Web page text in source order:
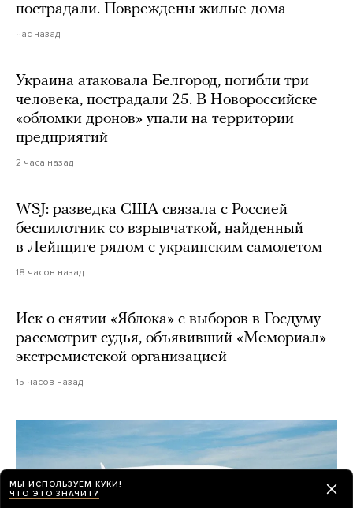
пострадали. Повреждены жилые дома
час назад
Украина атаковала Белгород, погибли три
человека, пострадали 25. В Новороссийске
«обломки дронов» упали на территории
предприятий
2 часа назад
WSJ: разведка США связала с Россией
беспилотник со взрывчаткой, найденный
в Лейпциге рядом с украинским самолетом
18 часов назад
Иск о снятии «Яблока» с выборов в Госдуму
рассмотрит судья, объявивший «Мемориал»
экстремистской организацией
15 часов назад
МЫ ИСПОЛЬЗУЕМ КУКИ!
ЧТО ЭТО ЗНАЧИТ?